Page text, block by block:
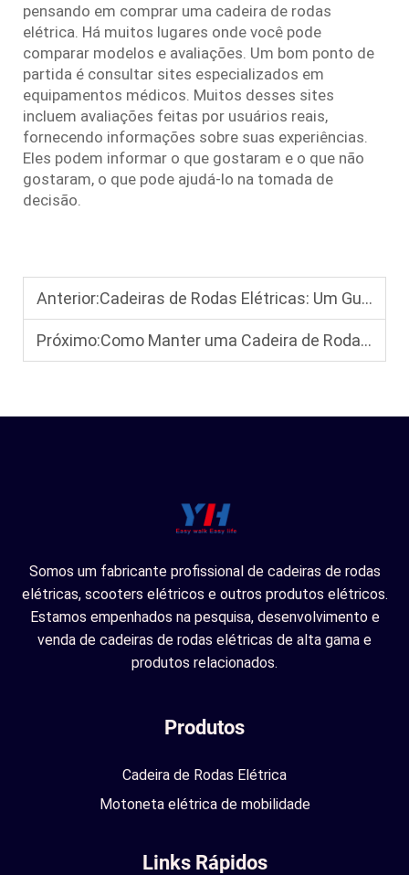
pensando em comprar uma cadeira de rodas
elétrica. Há muitos lugares onde você pode
comparar modelos e avaliações. Um bom ponto de
partida é consultar sites especializados em
equipamentos médicos. Muitos desses sites
incluem avaliações feitas por usuários reais,
fornecendo informações sobre suas experiências.
Eles podem informar o que gostaram e o que não
gostaram, o que pode ajudá-lo na tomada de
decisão.
Anterior:Cadeiras de Rodas Elétricas: Um Guia Completo para Idosos e Adultos
Próximo:Como Manter uma Cadeira de Rodas Elétrica: Dicas Essenciais de Manutenção para Longevidade
Somos um fabricante profissional de cadeiras de rodas
elétricas, scooters elétricos e outros produtos elétricos.
Estamos empenhados na pesquisa, desenvolvimento e
venda de cadeiras de rodas elétricas de alta gama e
produtos relacionados.
Produtos
Cadeira de Rodas Elétrica
Motoneta elétrica de mobilidade
Links Rápidos